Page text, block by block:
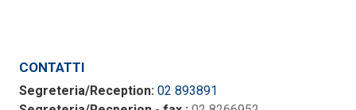
CONTATTI
Segreteria/Reception: 02 893891